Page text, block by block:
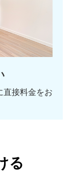
直接料金をお
る